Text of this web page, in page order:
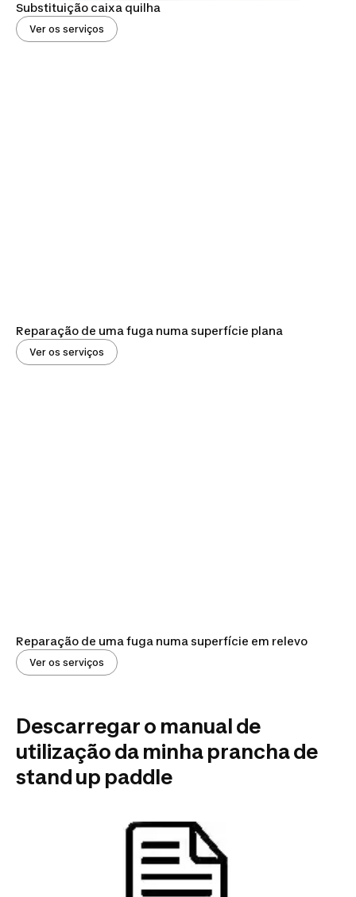
Substituição caixa quilha
Ver os serviços
Reparação de uma fuga numa superfície plana
Ver os serviços
Reparação de uma fuga numa superfície em relevo
Ver os serviços
Descarregar o manual de
utilização da minha prancha de
stand up paddle